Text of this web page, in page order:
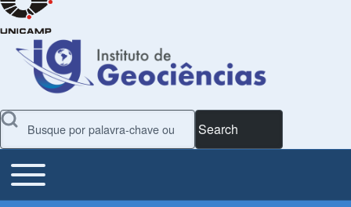
Search
Main Menu
Toggle main menu